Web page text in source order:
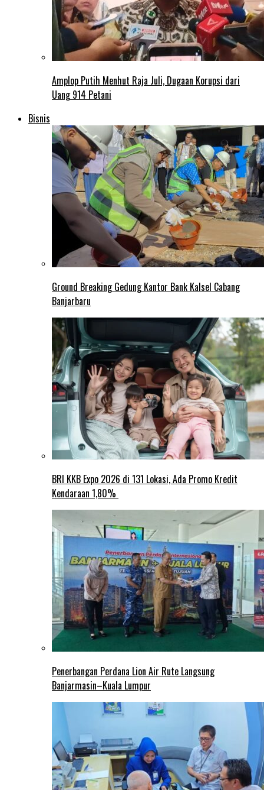
Amplop Putih Menhut Raja Juli, Dugaan Korupsi dari
Uang 914 Petani
Bisnis
Ground Breaking Gedung Kantor Bank Kalsel Cabang
Banjarbaru
BRI KKB Expo 2026 di 131 Lokasi, Ada Promo Kredit
Kendaraan 1,80%
Penerbangan Perdana Lion Air Rute Langsung
Banjarmasin–Kuala Lumpur